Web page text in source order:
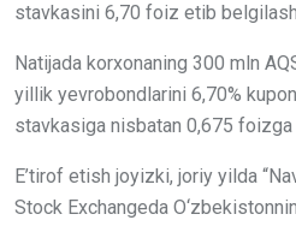
stavkasini 6,70 foiz etib
Natijada korxonaning 300 mln
yillik yevrobondlarini 6,70%
stavkasiga nisbatan 0,675
E’tirof etish joyizki, joriy yilda
Stock Exchangeda